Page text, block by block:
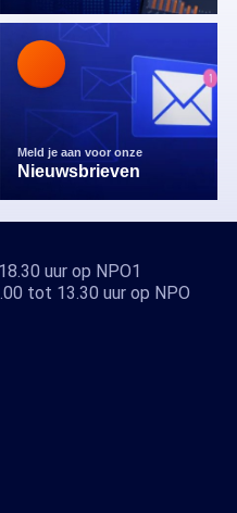
Meld je aan voor onze
Nieuwsbrieven
uur op NPO1
tot 13.30 uur op NPO